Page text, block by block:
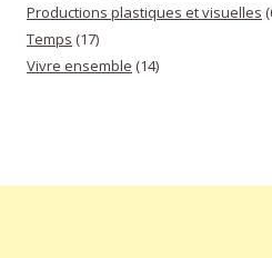
Productions plastiques et visuelles
Temps (17)
Vivre ensemble (14)